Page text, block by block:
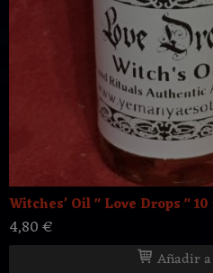
Witches' Oil " Love Drops "
4,80 €
Añadir